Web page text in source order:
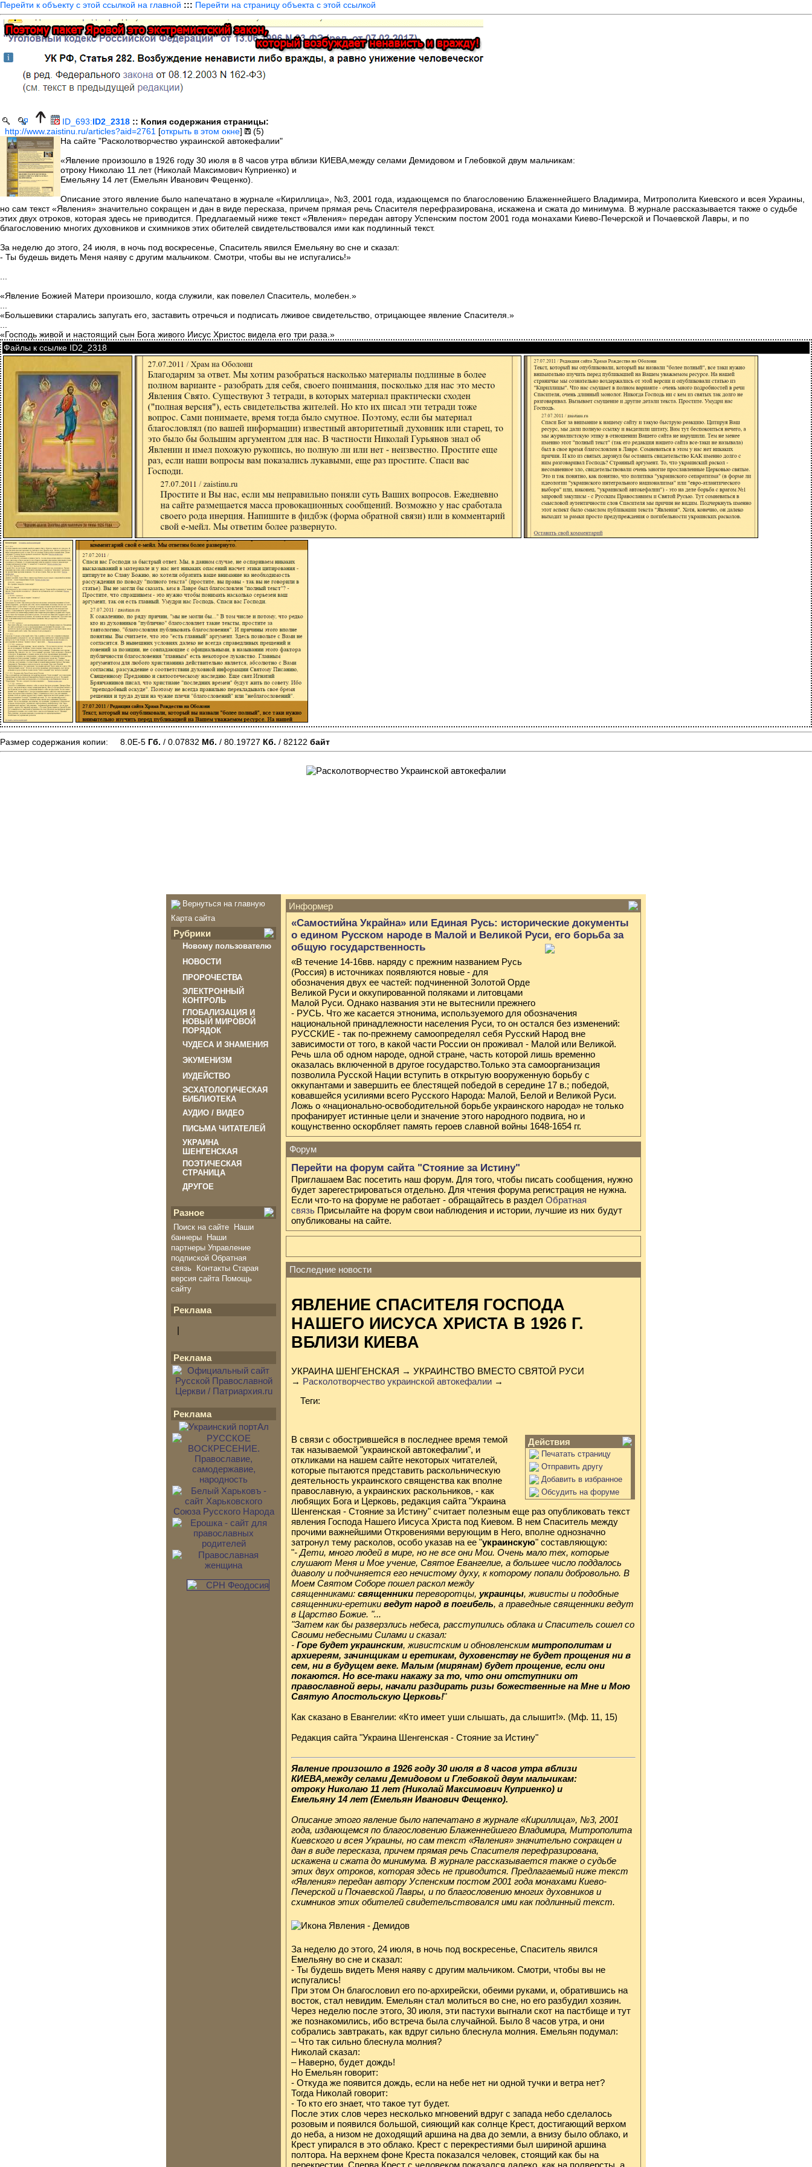
Перейти к объекту с этой ссылкой на главной ::: Перейти на страницу объекта с этой ссылкой
ID_693:ID2_2318 :: Копия содержания страницы:
http://www.zaistinu.ru/articles?aid=2761 [открыть в этом окне]
(5)
На сайте "Расколотворчество украинской автокефалии"
«Явление произошло в 1926 году 30 июля в 8 часов утра вблизи КИЕВА,между селами Демидовом и Глебовкой двум мальчикам:
отроку Николаю 11 лет (Николай Максимович Куприенко) и
Емельяну 14 лет (Емельян Иванович Фещенко).
Описание этого явление было напечатано в журнале «Кириллица», №3, 2001 года, издающемся по благословению Блаженнейшего Владимира, Митрополита Киевского и всея Украины,
но сам текст «Явления» значительно сокращен и дан в виде пересказа, причем прямая речь Спасителя перефразирована, искажена и сжата до минимума. В журнале рассказывается также о судьбе
этих двух отроков, которая здесь не приводится. Предлагаемый ниже текст «Явления» передан автору Успенским постом 2001 года монахами Киево-Печерской и Почаевской Лавры, и по
благословению многих духовников и схимников этих обителей свидетельствовался ими как подлинный текст.
За неделю до этого, 24 июля, в ночь под воскресенье, Спаситель явился Емельяну во сне и сказал:
- Ты будешь видеть Меня наяву с другим мальчиком. Смотри, чтобы вы не испугались!»
«Явление Божией Матери произошло, когда служили, как повелел Спаситель, молебен.»
«Большевики старались запугать его, заставить отречься и подписать лживое свидетельство, отрицающее явление Спасителя.»
«Господь живой и настоящий сын Бога живого Иисус Христос видела его три раза.»
Файлы к ссылке ID2_2318
Размер содержания копии: 8.0E-5 Гб. / 0.07832 Мб. / 80.19727 Кб. / 82122 байт
Вернуться на главную
Карта сайта
Рубрики
Новому пользователю
НОВОСТИ
ПРОРОЧЕСТВА
ЭЛЕКТРОННЫЙ
КОНТРОЛЬ
ГЛОБАЛИЗАЦИЯ И
НОВЫЙ МИРОВОЙ
ПОРЯДОК
ЧУДЕСА И ЗНАМЕНИЯ
ЭКУМЕНИЗМ
ИУДЕЙСТВО
ЭСХАТОЛОГИЧЕСКАЯ
БИБЛИОТЕКА
АУДИО / ВИДЕО
ПИСЬМА ЧИТАТЕЛЕЙ
УКРАИНА
ШЕНГЕНСКАЯ
ПОЭТИЧЕСКАЯ
СТРАНИЦА
ДРУГОЕ
Разное
Поиск на сайте Наши
баннеры Наши
партнеры Управление
подпиской Обратная
связь
Контакты Старая
версия сайта Помощь
сайту
Реклама
|
Реклама
Реклама
Информер
«Самостийна Украйна» или Единая Русь: исторические документы
о едином Русском народе в Малой и Великой Руси, его борьба за
общую государственность
«В течение 14-16вв. наряду с прежним названием Русь
(Россия) в источниках появляются новые - для
обозначения двух ее частей: подчиненной Золотой Орде
Великой Руси и оккупированной поляками и литовцами
Малой Руси. Однако названия эти не вытеснили прежнего
- РУСЬ. Что же касается этнонима, используемого для обозначения
национальной принадлежности населения Руси, то он остался без изменений:
РУССКИЕ - так по-прежнему самоопределял себя Русский Народ вне
зависимости от того, в какой части России он проживал - Малой или Великой.
Речь шла об одном народе, одной стране, часть которой лишь временно
оказалась включенной в другое государство.Только эта самоорганизация
позволила Русской Нации вступить в открытую вооруженную борьбу с
оккупантами и завершить ее блестящей победой в середине 17 в.; победой,
ковавшейся усилиями всего Русского Народа: Малой, Белой и Великой Руси.
Ложь о «национально-освободительной борьбе украинского народа» не только
профанирует истинные цели и значение этого народного подвига, но и
кощунственно оскорбляет память героев славной войны 1648-1654 гг.
Форум
Перейти на форум сайта "Стояние за Истину"
Приглашаем Вас посетить наш форум. Для того, чтобы писать сообщения, нужно
будет зарегестрироваться отдельно. Для чтения форума регистрация не нужна.
Если что-то на форуме не работает - обращайтесь в раздел Обратная
связь Присылайте на форум свои наблюдения и истории, лучшие из них будут
опубликованы на сайте.
Последние новости
ЯВЛЕНИЕ СПАСИТЕЛЯ ГОСПОДА
НАШЕГО ИИСУСА ХРИСТА В 1926 Г.
ВБЛИЗИ КИЕВА
УКРАИНА ШЕНГЕНСКАЯ → УКРАИНСТВО ВМЕСТО СВЯТОЙ РУСИ
→ Расколотворчество украинской автокефалии →
Теги:
Действия
Печатать страницу
Отправить другу
Добавить в избранное
Обсудить на форуме
В связи с обострившейся в последнее время темой
так называемой "украинской автокефалии", и
откликами на нашем сайте некоторых читателей,
которые пытаются представить раскольническую
деятельность украинского священства как вполне
православную, а украинских раскольников, - как
любящих Бога и Церковь, редакция сайта "Украина
Шенгенская - Стояние за Истину" считает полезным еще раз опубликовать текст
явления Господа Нашего Иисуса Христа под Киевом. В нем Спаситель между
прочими важнейшими Откровениями верующим в Него, вполне однозначно
затронул тему расколов, особо указав на ее "украинскую" составляющую:
"- Дети, много людей в мире, но не все они Мои. Очень мало тех, которые
слушают Меня и Мое учение, Святое Евангелие, а большее число поддалось
диаволу и подчиняется его нечистому духу, к которому попали добровольно. В
Моем Святом Соборе пошел раскол между
священниками: священники переворотцы, украинцы, живисты и подобные
священники-еретики ведут народ в погибель, а праведные священники ведут
в Царство Божие. "...
"Затем как бы разверзлись небеса, расступились облака и Спаситель сошел со
Своими небесными Силами и сказал:
- Горе будет украинским, живистским и обновленским митрополитам и
архиереям, зачинщикам и еретикам, духовенству не будет прощения ни в
сем, ни в будущем веке. Малым (мирянам) будет прощение, если они
покаются. Но все-таки накажу за то, что они отступники от
православной веры, начали раздирать ризы божественные на Мне и Мою
Святую Апостольскую Церковь!"
Как сказано в Евангелии: «Кто имеет уши слышать, да слышит!». (Мф. 11, 15)
Редакция сайта "Украина Шенгенская - Стояние за Истину"
Явление произошло в 1926 году 30 июля в 8 часов утра вблизи
КИЕВА,между селами Демидовом и Глебовкой двум мальчикам:
отроку Николаю 11 лет (Николай Максимович Куприенко) и
Емельяну 14 лет (Емельян Иванович Фещенко).
Описание этого явление было напечатано в журнале «Кириллица», №3, 2001
года, издающемся по благословению Блаженнейшего Владимира, Митрополита
Киевского и всея Украины, но сам текст «Явления» значительно сокращен и
дан в виде пересказа, причем прямая речь Спасителя перефразирована,
искажена и сжата до минимума. В журнале рассказывается также о судьбе
этих двух отроков, которая здесь не приводится. Предлагаемый ниже текст
«Явления» передан автору Успенским постом 2001 года монахами Киево-
Печерской и Почаевской Лавры, и по благословению многих духовников и
схимников этих обителей свидетельствовался ими как подлинный текст.
За неделю до этого, 24 июля, в ночь под воскресенье, Спаситель явился
Емельяну во сне и сказал:
- Ты будешь видеть Меня наяву с другим мальчиком. Смотри, чтобы вы не
испугались!
При этом Он благословил его по-архирейски, обеими руками, и, обратившись на
восток, стал невидим. Емельян стал молиться во сне, но его разбудил хозяин.
Через неделю после этого, 30 июля, эти пастухи выгнали скот на пастбище и тут
же познакомились, ибо встреча была случайной. Было 8 часов утра, и они
собрались завтракать, как вдруг сильно блеснула молния. Емельян подумал:
– Что так сильно блеснула молния?
Николай сказал:
– Наверно, будет дождь!
Но Емельян говорит:
- Откуда же появится дождь, если на небе нет ни одной тучки и ветра нет?
Тогда Николай говорит:
- То кто его знает, что такое тут будет.
После этих слов через несколько мгновений вдруг с запада небо сделалось
розовым и появился большой, сияющий как солнце Крест, достигающий верхом
до неба, а низом не доходящий аршина на два до земли, а внизу было облако, и
Крест упирался в это облако. Крест с перекрестиями был шириной аршина
полтора. На верхнем фоне Креста показался человек, стоящий как бы на
перекрестии. Сперва Крест с человеком показался далеко, как на полверсты, а